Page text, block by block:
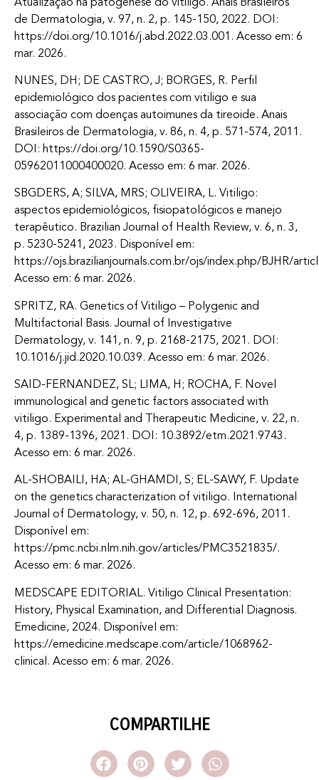
Atualização na patogênese do vitiligo. Anais Brasileiros
de Dermatologia, v. 97, n. 2, p. 145-150, 2022. DOI:
https://doi.org/10.1016/j.abd.2022.03.001. Acesso em: 6
mar. 2026.
NUNES, DH; DE CASTRO, J; BORGES, R. Perfil
epidemiológico dos pacientes com vitiligo e sua
associação com doenças autoimunes da tireoide. Anais
Brasileiros de Dermatologia, v. 86, n. 4, p. 571-574, 2011.
DOI: https://doi.org/10.1590/S0365-
05962011000400020. Acesso em: 6 mar. 2026.
SBGDERS, A; SILVA, MRS; OLIVEIRA, L. Vitiligo:
aspectos epidemiológicos, fisiopatológicos e manejo
terapêutico. Brazilian Journal of Health Review, v. 6, n. 3,
p. 5230-5241, 2023. Disponível em:
https://ojs.brazilianjournals.com.br/ojs/index.php/BJHR/
Acesso em: 6 mar. 2026.
SPRITZ, RA. Genetics of Vitiligo – Polygenic and
Multifactorial Basis. Journal of Investigative
Dermatology, v. 141, n. 9, p. 2168-2175, 2021. DOI:
10.1016/j.jid.2020.10.039. Acesso em: 6 mar. 2026.
SAID-FERNANDEZ, SL; LIMA, H; ROCHA, F. Novel
immunological and genetic factors associated with
vitiligo. Experimental and Therapeutic Medicine, v. 22, n.
4, p. 1389-1396, 2021. DOI: 10.3892/etm.2021.9743.
Acesso em: 6 mar. 2026.
AL-SHOBAILI, HA; AL-GHAMDI, S; EL-SAWY, F. Update
on the genetics characterization of vitiligo. International
Journal of Dermatology, v. 50, n. 12, p. 692-696, 2011.
Disponível em:
https://pmc.ncbi.nlm.nih.gov/articles/PMC3521835/.
Acesso em: 6 mar. 2026.
MEDSCAPE EDITORIAL. Vitiligo Clinical Presentation:
History, Physical Examination, and Differential Diagnosis.
Emedicine, 2024. Disponível em:
https://emedicine.medscape.com/article/1068962-
clinical. Acesso em: 6 mar. 2026.
COMPARTILHE